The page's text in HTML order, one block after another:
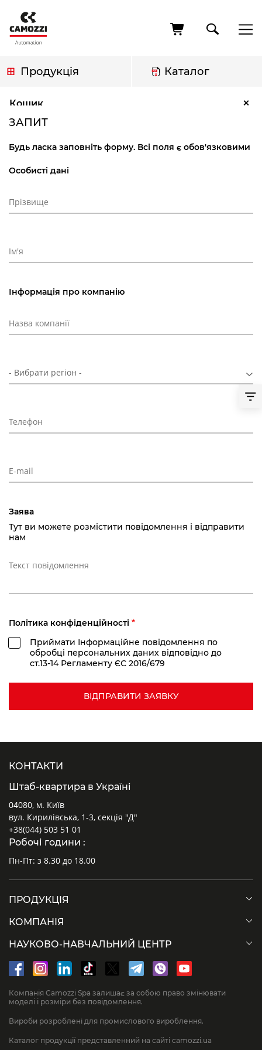
основного
вмісту
Продукція Каталог
Кошик ×
навіґації
ЗАПИТ
Будь ласка заповніть форму. Всі поля є обов'язковими
Особисті дані
Інформація про компанію
- Вибрати регіон -
Заява
Тут ви можете розмістити повідомлення і відправити
нам
Політика конфіденційності
Приймати Інформаційне повідомлення по
обробці персональних даних відповідно до
ст.13-14 Регламенту ЄС 2016/679
КОНТАКТИ
Штаб-квартира в Україні
04080, м. Київ
вул. Кирилівська, 1-3, секція "Д"
+38(044) 503 51 01
Робочі години :
Пн-Пт: з 8.30 до 18.00
ПРОДУКЦІЯ
КОМПАНІЯ
НАУКОВО-НАВЧАЛЬНИЙ ЦЕНТР
Компанія Camozzi Spa залишає за собою право змінювати
моделі і розміри без повідомлення.
Вироби розроблені для промислового вироблення.
Каталог продукції представленний на сайті camozzi.ua